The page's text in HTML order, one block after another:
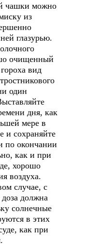
чашки можно
из
глазурью.
очищенный
вид
один
дня, как
мере в
и сохраняйте
по окончании
как и при
хорошо
воздуха.
случае, с
доза должна
солнечные
в этих
как при